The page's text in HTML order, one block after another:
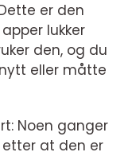
er den
lukker
den, og du
eller måtte
Noen ganger
at den er